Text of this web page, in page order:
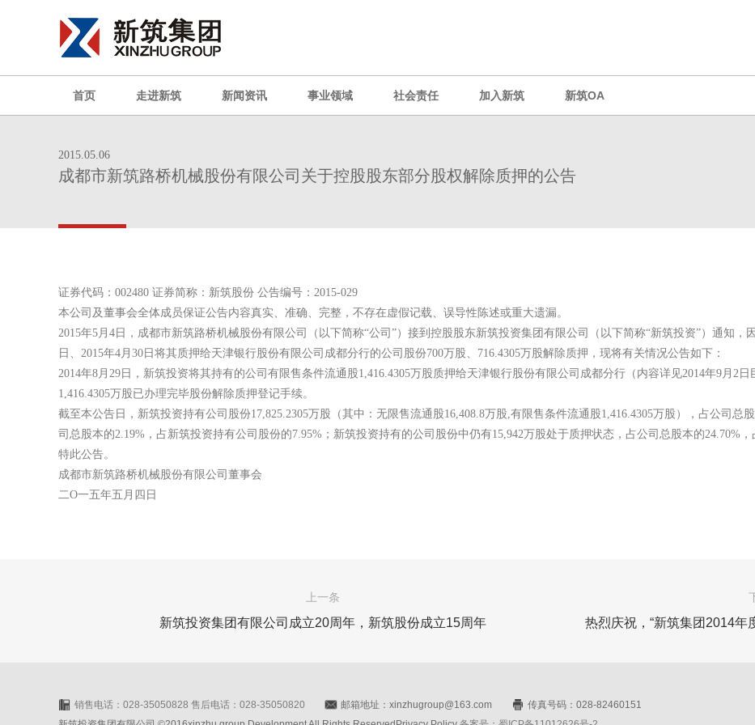
首页 走进新筑 新闻资讯 事业领域 社会责任 加入新筑 新筑OA
2015.05.06
成都市新筑路桥机械股份有限公司关于控股股东部分股权解除质押的公告
证券代码：002480 证券简称：新筑股份 公告编号：2015-029
本公司及董事会全体成员保证公告内容真实、准确、完整，不存在虚假记载、误导性陈述或重大遗漏。
2015年5月4日，成都市新筑路桥机械股份有限公司（以下简称“公司”）接到控股股东新筑投资集团有限公司（以下简称“新筑投资”）通知，
日、2015年4月30日将其质押给天津银行股份有限公司成都分行的公司股份700万股、716.4305万股解除质押，现将有关情况公告如下：
2014年8月29日，新筑投资将其持有的公司有限售条件流通股1,416.4305万股质押给天津银行股份有限公司成都分行（内容详见2014年9月2
1,416.4305万股已办理完毕股份解除质押登记手续。
截至本公告日，新筑投资持有公司股份17,825.2305万股（其中：无限售流通股16,408.8万股,有限售条件流通股1,416.4305万股），占公司总
司总股本的2.19%，占新筑投资持有公司股份的7.95%；新筑投资持有的公司股份中仍有15,942万股处于质押状态，占公司总股本的24.70%，
特此公告。
成都市新筑路桥机械股份有限公司董事会
二O一五年五月四日
上一条
新筑投资集团有限公司成立20周年，新筑股份成立15周年 热烈庆祝，“新筑集团2014年
销售电话：028-35050828 售后电话：028-35050820 邮箱地址：xinzhugroup@163.com
传真号码：028-82460151